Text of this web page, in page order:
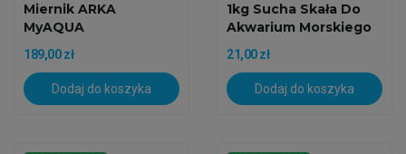
Miernik ARKA
MyAQUA
(pH/TDS/EC/Temp)
189,00 zł
Dodaj do koszyka
1kg Sucha Skała Do
Akwarium Morskiego
21,00 zł
Dodaj do koszyka